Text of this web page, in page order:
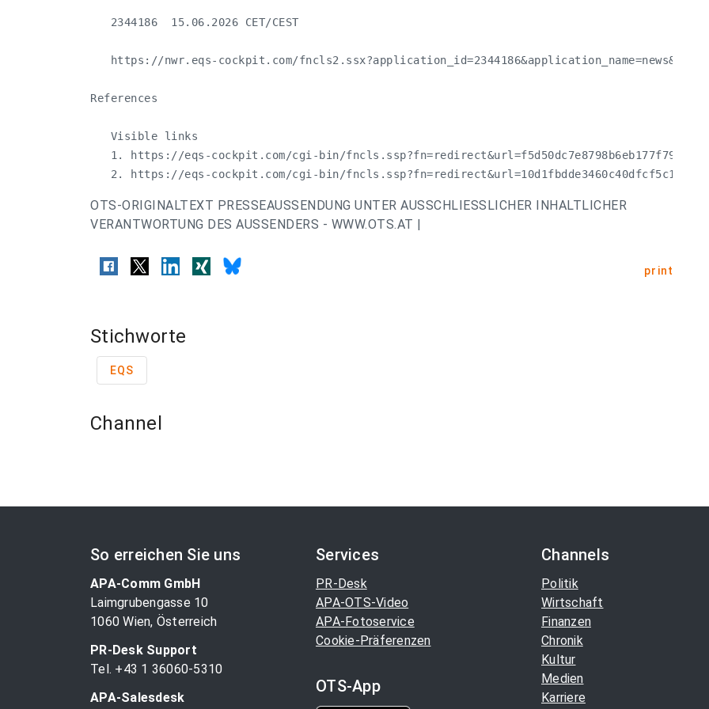
   2344186  15.06.2026 CET/CEST
https://nwr.eqs-cockpit.com/
References
   Visible links
1. https://eqs-cockpit.com/cgi-bin/
2. https://eqs-cockpit.com/cgi-bin/
OTS-ORIGINALTEXT PRESSEAUSSENDUNG UNTER AUSSCHLIESSLICHER INHALTLICHER
VERANTWORTUNG DES AUSSENDERS - WWW.OTS.AT |
print
Stichworte
EQS
Channel
So erreichen Sie uns
APA-Comm GmbH
Laimgrubengasse 10
1060 Wien, Österreich
PR-Desk Support
Tel. +43 1 36060-5310
APA-Salesdesk
Services
PR-Desk
APA-OTS-Video
APA-Fotoservice
Cookie-Präferenzen
OTS-App
Channels
Politik
Wirtschaft
Finanzen
Chronik
Kultur
Medien
Karriere